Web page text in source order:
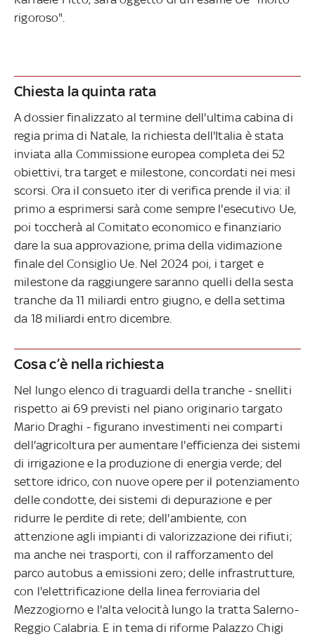
rigoroso".
Chiesta la quinta rata
A dossier finalizzato al termine dell'ultima cabina di
regia prima di Natale, la richiesta dell'Italia è stata
inviata alla Commissione europea completa dei 52
obiettivi, tra target e milestone, concordati nei mesi
scorsi. Ora il consueto iter di verifica prende il via: il
primo a esprimersi sarà come sempre l'esecutivo Ue,
poi toccherà al Comitato economico e finanziario
dare la sua approvazione, prima della vidimazione
finale del Consiglio Ue. Nel 2024 poi, i target e
milestone da raggiungere saranno quelli della sesta
tranche da 11 miliardi entro giugno, e della settima
da 18 miliardi entro dicembre.
Cosa c’è nella richiesta
Nel lungo elenco di traguardi della tranche - snelliti
rispetto ai 69 previsti nel piano originario targato
Mario Draghi - figurano investimenti nei comparti
dell'agricoltura per aumentare l'efficienza dei sistemi
di irrigazione e la produzione di energia verde; del
settore idrico, con nuove opere per il potenziamento
delle condotte, dei sistemi di depurazione e per
ridurre le perdite di rete; dell'ambiente, con
attenzione agli impianti di valorizzazione dei rifiuti;
ma anche nei trasporti, con il rafforzamento del
parco autobus a emissioni zero; delle infrastrutture,
con l'elettrificazione della linea ferroviaria del
Mezzogiorno e l'alta velocità lungo la tratta Salerno-
Reggio Calabria. E in tema di riforme Palazzo Chigi